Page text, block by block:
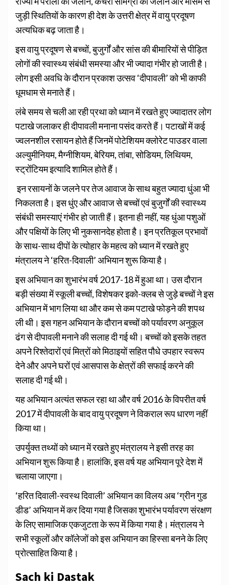
जुड़ी स्थितियों के कारण ही देश के उत्तरी क्षेत्र में वायु प्रदूषण
अत्यधिक बढ़ जाता है।
इस वायु प्रदूषण से बच्चों, बुजुर्गों और सांस की बीमारियों से पीड़ित
लोगों की स्वास्थ्य संबंधी समस्या और भी ज्यादा गंभीर हो जाती है।
लोग इसी अवधि के दौरान प्रकाश उत्सव ‘दीपावली’ को भी काफी
धूमधाम से मनाते हैं।
लंबे समय से चली आ रही प्रथा को ध्यान में रखते हुए ज्यादातर लोग
पटाखे जलाकर ही दीपावली मनाना पसंद करते हैं। पटाखों में कई
ज्वलनशील रसायन होते हैं जिनमें पोटेशियम क्लोरेट पाउडर वाला
अल्युमीनियम, मैग्नीशियम, बेरियम, तांबा, सोडियम, लिथियम,
स्ट्रोंटियम इत्यादि शामिल होते हैं।
इन रसायनों के जलने पर तेज आवाज के साथ बहुत ज्यादा धुंआ भी
निकलता है। इस धुंए और आवाज से बच्चों एवं बुजुर्गों की स्वास्थ्य
संबंधी समस्याएं गंभीर हो जाती हैं। इतना ही नहीं, यह धुंआ पशुओं
और पक्षियों के लिए भी नुकसानदेह होता है। इन प्रतिकूल प्रभावों
के साथ-साथ दीपों के त्योहार के महत्व को ध्यान में रखते हुए
मंत्रालय ने ‘हरित-दिवाली’ अभियान शुरू किया है।
इस अभियान का शुभारंभ वर्ष 2017-18 में हुआ था। उस दौरान
बड़ी संख्या में स्कूली बच्चों, विशेषकर इको-क्लब से जुड़े बच्चों ने इस
अभियान में भाग लिया था और कम से कम पटाखे फोड़ने की शपथ
ली थी। इस गहन अभियान के दौरान बच्चों को पर्यावरण अनुकूल
ढंग से दीपावली मनाने की सलाह दी गई थी। बच्चों को इसके तहत
अपने रिश्तेदारों एवं मित्रों को मिठाइयों सहित पौधे उपहार स्वरूप
देने और अपने घरों एवं आसपास के क्षेत्रों की सफाई करने की
सलाह दी गई थी।
यह अभियान अत्यंत सफल रहा था और वर्ष 2016 के विपरीत वर्ष
2017 में दीपावली के बाद वायु प्रदूषण ने विकराल रूप धारण नहीं
किया था।
उपर्युक्त तथ्यों को ध्यान में रखते हुए मंत्रालय ने इसी तरह का
अभियान शुरू किया है। हालांकि, इस वर्ष यह अभियान पूरे देश में
चलाया जाएगा।
‘हरित दिवाली-स्वस्थ दिवाली’ अभियान का विलय अब ‘ग्रीन गुड
डीड’ अभियान में कर दिया गया है जिसका शुभारंभ पर्यावरण संरक्षण
के लिए सामाजिक एकजुटता के रूप में किया गया है। मंत्रालय ने
सभी स्कूलों और कॉलेजों को इस अभियान का हिस्सा बनने के लिए
प्रोत्साहित किया है।
Sach ki Dastak